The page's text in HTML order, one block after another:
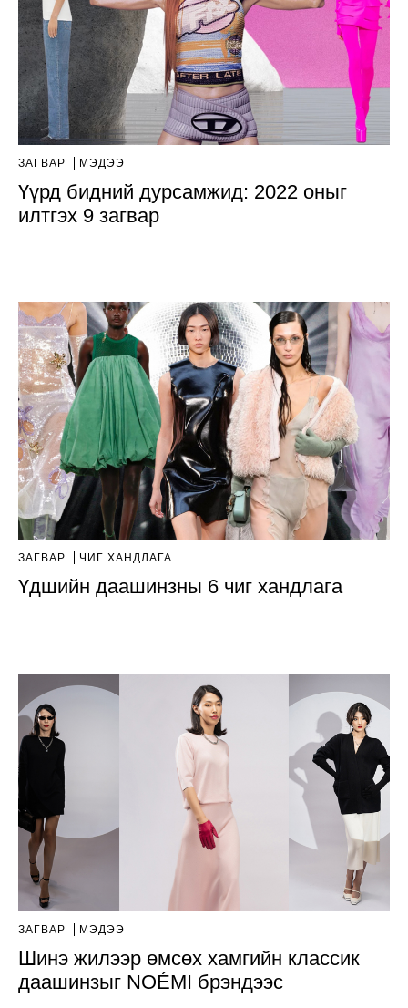
ЗАГВАР МЭДЭЭ
Үүрд бидний дурсамжид: 2022 оныг
илтгэх 9 загвар
ЗАГВАР ЧИГ ХАНДЛАГА
Үдшийн даашинзны 6 чиг хандлага
ЗАГВАР МЭДЭЭ
Шинэ жилээр өмсөх хамгийн классик
даашинзыг NOÉMI брэндээс